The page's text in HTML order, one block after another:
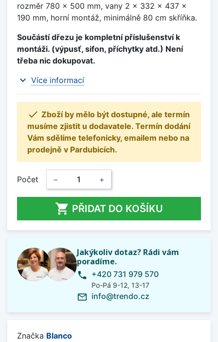
rozměr 780 x 500 mm, vany 2 x 332 x 437 x
190 mm, horní montáž, minimálně 80 cm skříňka.
Součástí dřezu je kompletní příslušenství k
montáži. (výpusť, sifon, příchytky atd.) Není
třeba nic dokupovat.
expand_more Více informací
 Zboží by mělo být dostupné, ale termín
musíme zjistit u dodavatele. Termín dodání
Vám sdělíme telefonicky, emailem nebo na
prodejně v Pardubicích.
Počet − +
 PŘIDAT DO KOŠÍKU
Jakýkoliv dotaz? Rádi vám
poradíme.
phone +420 731 979 570
Po-Pá 9-12, 13-17
mail_outline info@trendo.cz
Značka Blanco